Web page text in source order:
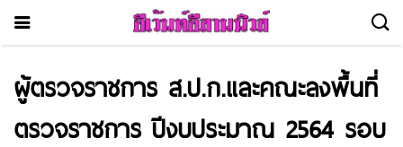
ผู้ตรวจราชการ ส.ป.ก.และคณะลงพื้นที่
ตรวจราชการ ปีงบประมาณ 2564 รอบ